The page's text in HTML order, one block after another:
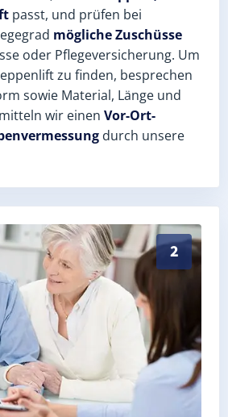
passt, und prüfen bei
mögliche Zuschüsse
oder Pflegeversicherung. Um
zu finden, besprechen
sowie Material, Länge und
wir einen Vor-Ort-
durch unsere
2
in Weira (Saale-Orla-Kreis) –